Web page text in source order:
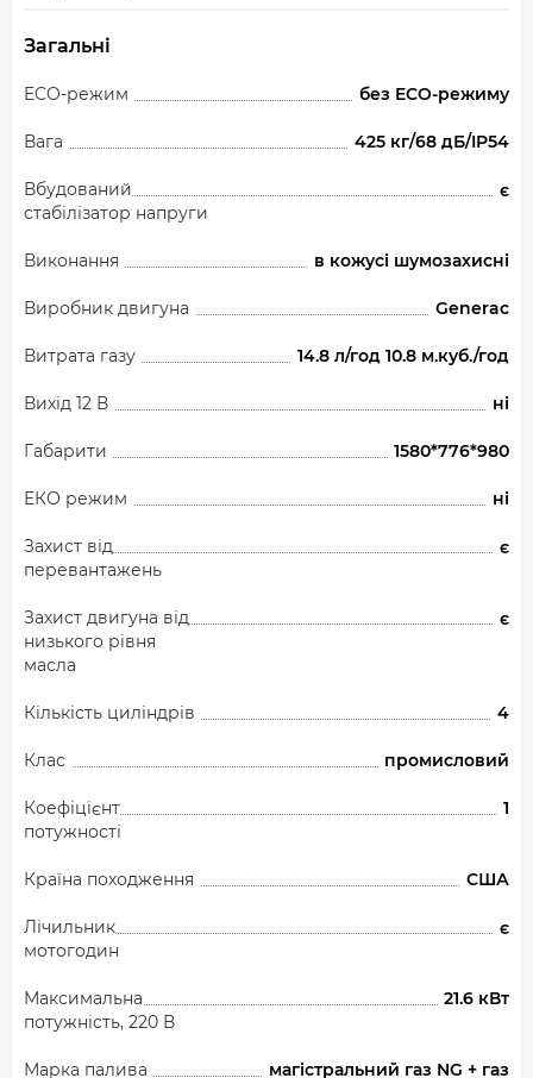
Загальні
ECO-режим без ECO-режиму
Вага 425 кг/68 дБ/IP54
Вбудований
стабілізатор напруги
є
Виконання в кожусі шумозахисні
Виробник двигуна Generac
Витрата газу 14.8 л/год 10.8 м.куб./год
Вихід 12 В ні
Габарити 1580*776*980
ЕКО режим ні
Захист від
перевантажень
є
Захист двигуна від
низького рівня
масла
є
Кількість циліндрів 4
Клас промисловий
Коефіцієнт
потужності
1
Країна походження США
Лічильник
мотогодин
є
Максимальна
потужність, 220 В
21.6 кВт
Марка палива магістральний газ NG + газ